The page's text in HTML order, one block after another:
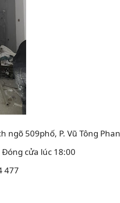
ngõ 509phố, P. Vũ Tông
Đóng cửa lúc 18:00
477